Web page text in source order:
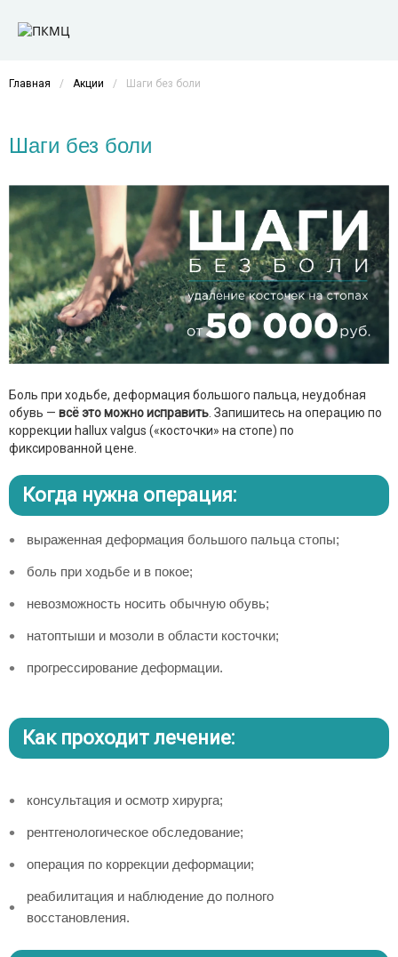
Главная / Акции / Шаги без боли
Шаги без боли
Боль при ходьбе, деформация большого пальца, неудобная
обувь — всё это можно исправить . Запишитесь на операцию по
коррекции hallux valgus («косточки» на стопе) по
фиксированной цене.
Когда нужна операция:
выраженная деформация большого пальца стопы;
боль при ходьбе и в покое;
невозможность носить обычную обувь;
натоптыши и мозоли в области косточки;
прогрессирование деформации.
Как проходит лечение:
консультация и осмотр хирурга;
рентгенологическое обследование;
операция по коррекции деформации;
реабилитация и наблюдение до полного
восстановления.